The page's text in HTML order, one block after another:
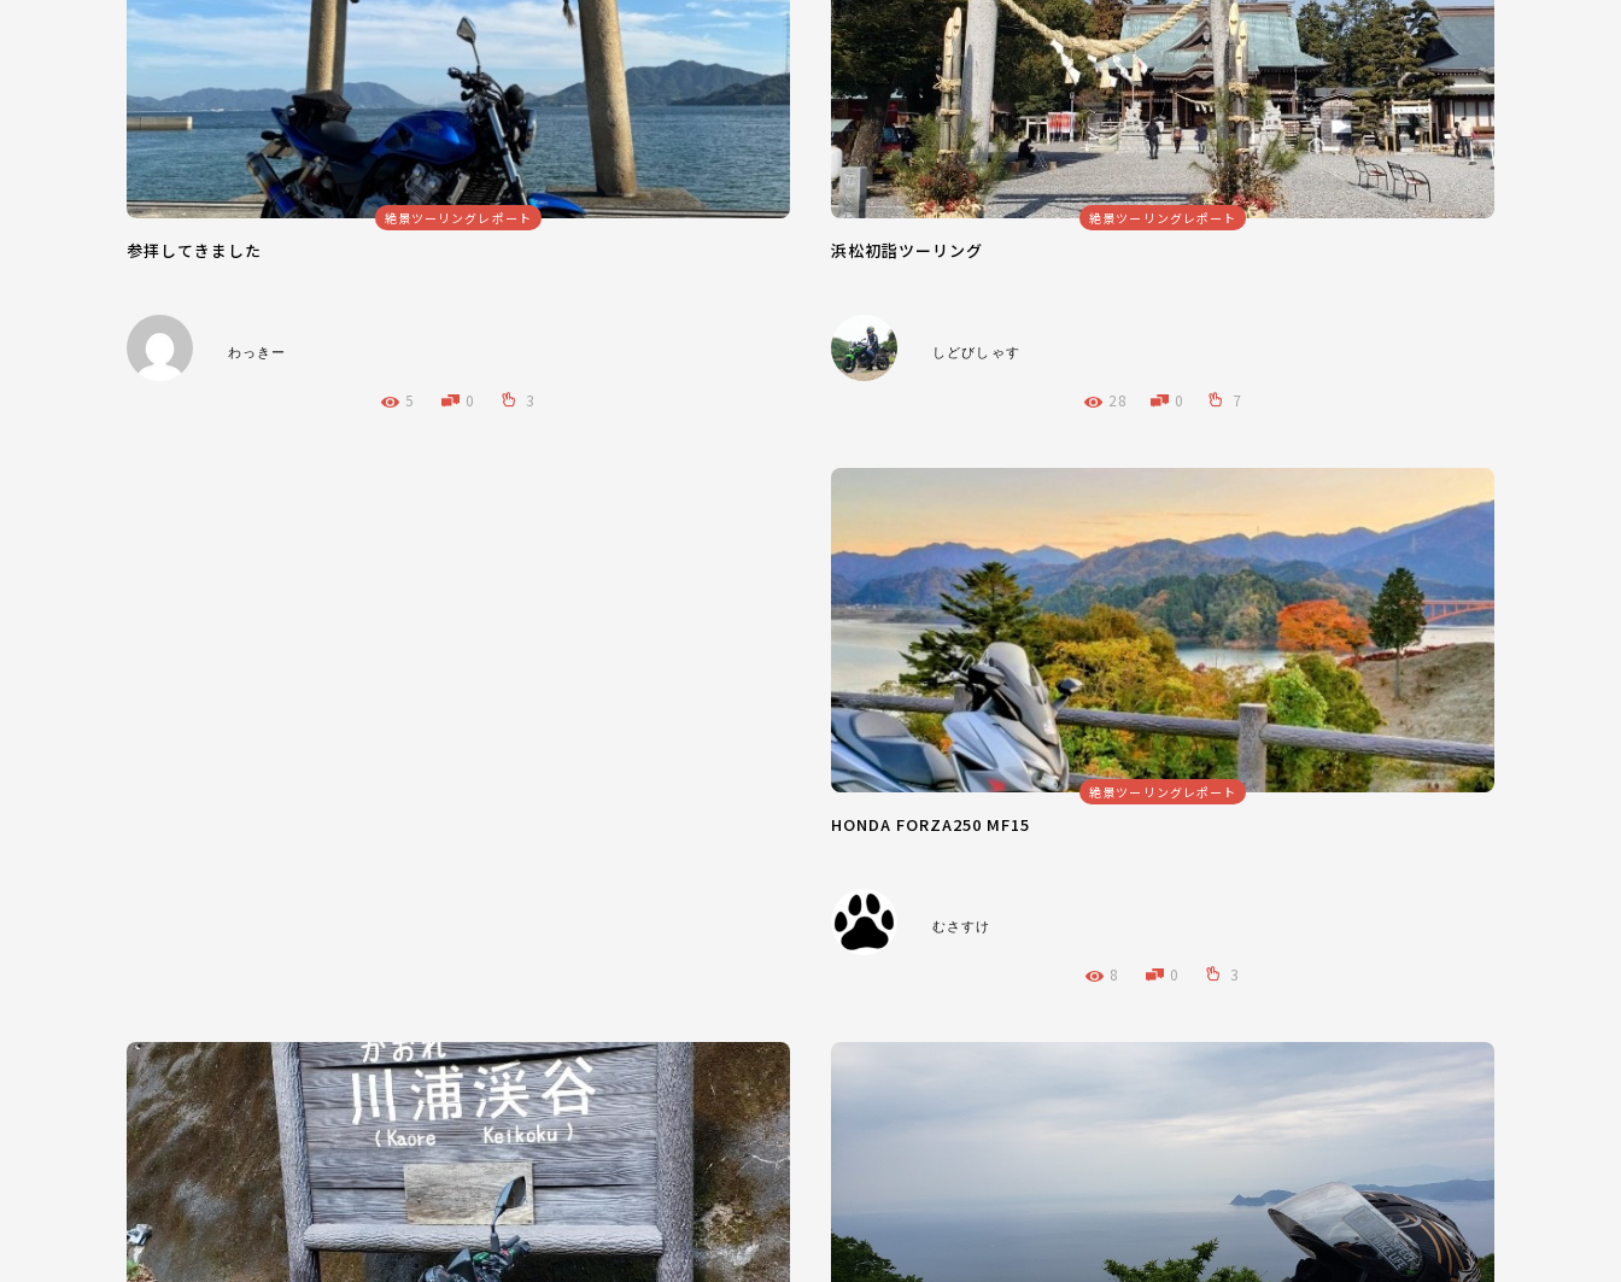
絶景ツーリングレポート
参拝してきました
わっきー
5 0 3
絶景ツーリングレポート
浜松初詣ツーリング
しどびしゃす
28 0 7
絶景ツーリングレポート
HONDA FORZA250 MF15
むさすけ
8 0 3